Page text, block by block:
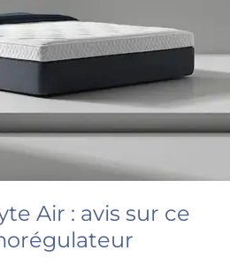
Air : avis sur ce